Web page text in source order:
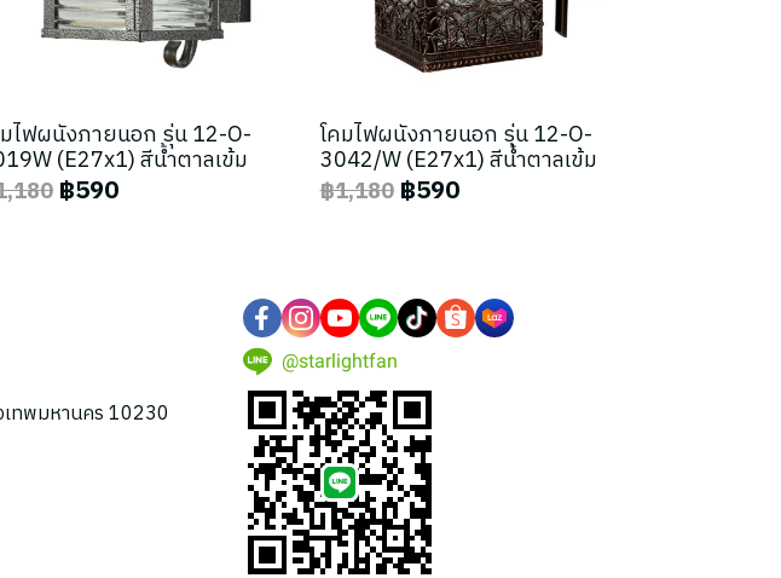
ไฟผนังภายนอก รุ่น 12-O-
(E27x1) สีน้ำตาลเข้ม
฿590
โคมไฟผนังภายนอก รุ่น 12-O-
3042/W (E27x1) สีน้ำตาลเข้ม
฿1,180 ฿590
เทพมหานคร 10230
@starlightfan